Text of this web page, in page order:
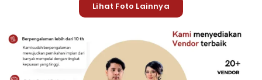
Lihat Foto Lainnya